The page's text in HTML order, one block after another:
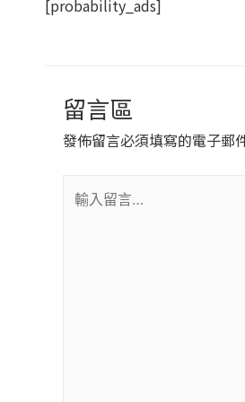
[probability_ads]
留言區
發佈留言必須填寫的電子郵